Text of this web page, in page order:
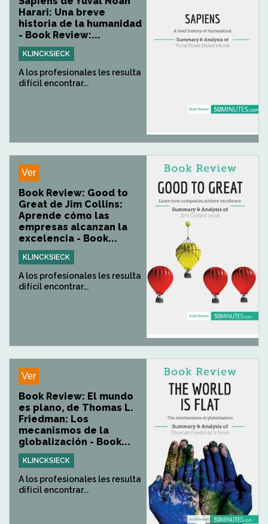
Harari: Una breve
historia de la humanidad
- Book Review:...
KLINCKSIECK
A los profesionales les resulta
difícil encontrar...
Ver
Book Review: Good to
Great de Jim Collins:
Aprende cómo las
empresas alcanzan la
excelencia - Book...
KLINCKSIECK
A los profesionales les resulta
difícil encontrar...
Ver
Book Review: El mundo
es plano, de Thomas L.
Friedman: Los
mecanismos de la
globalización - Book...
KLINCKSIECK
A los profesionales les resulta
difícil encontrar...